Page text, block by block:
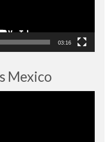
03:16
Mexico